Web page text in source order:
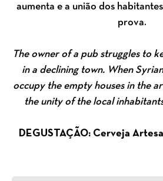
aumenta e a união dos
prova.
The owner of a pub struggles to
in a declining town. When
occupy the empty houses in the
the unity of the local
DEGUSTAÇÃO: Cerveja